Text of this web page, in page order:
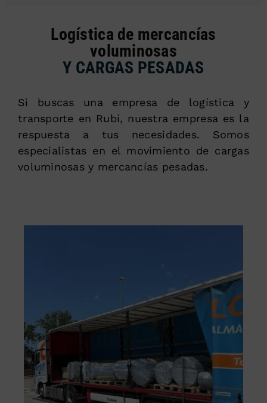
Logística de mercancías
voluminosas
Y CARGAS PESADAS
Si buscas una empresa de logística y
transporte en Rubí, nuestra empresa es la
respuesta a tus necesidades. Somos
especialistas en el movimiento de cargas
voluminosas y mercancías pesadas.